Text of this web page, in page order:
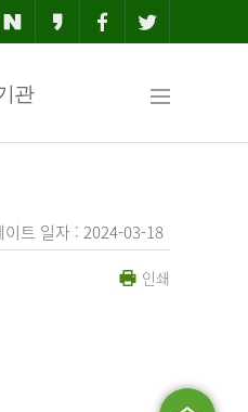
관
맵
이트 일자 : 2024-03-18
인쇄